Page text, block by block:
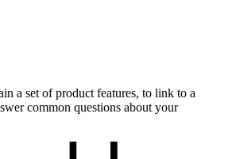
a set of product features, to link to a
common questions about your